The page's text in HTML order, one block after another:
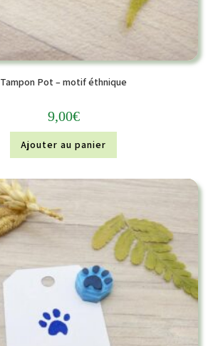
Tampon Pot – motif éthnique
9,00€
Ajouter au panier